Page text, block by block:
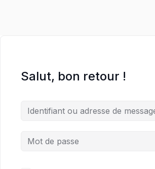
Salut, bon retour !